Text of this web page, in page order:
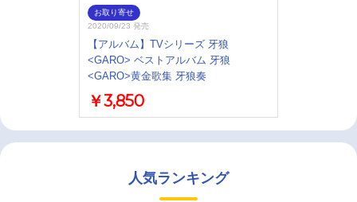
お取り寄せ
2020/09/23 発売
【アルバム】TVシリーズ 牙狼
<GARO> ベストアルバム 牙狼
<GARO>黄金歌集 牙狼奏
￥3,850
人気ランキング